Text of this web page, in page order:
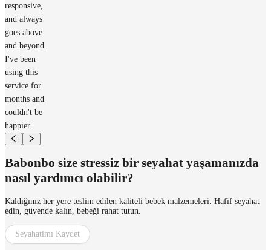
responsive,
and always
goes above
and beyond.
I've been
using this
service for
months and
couldn't be
happier.
Babonbo size stressiz bir seyahat yaşamanızda
nasıl yardımcı olabilir?
Kaldığınız her yere teslim edilen kaliteli bebek malzemeleri. Hafif seyahat
edin, güvende kalın, bebeği rahat tutun.
Seyahatimı Kaydet